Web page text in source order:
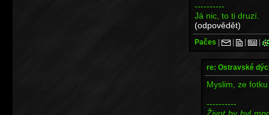
----------
Já nic, to ti druzí.
(odpovědět)
Pačes | | | |
re: Ostravské
Myslim, ze
----------
Život by byl